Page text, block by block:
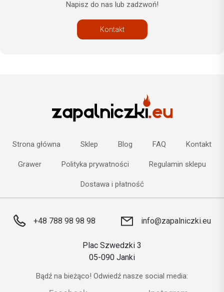
Napisz do nas lub zadzwoń!
Kontakt
Strona główna Sklep Blog FAQ Kontakt
Grawer Polityka prywatności Regulamin sklepu
Dostawa i płatność
+48 788 98 98 98 info@zapalniczki.eu
Plac Szwedzki 3
05-090 Janki
Bądź na bieżąco! Odwiedź nasze social media: